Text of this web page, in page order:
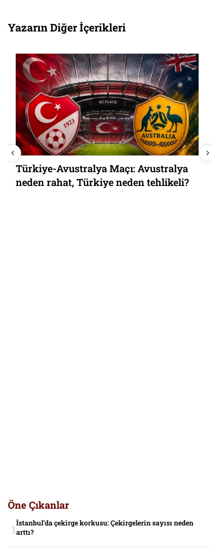
Yazarın Diğer İçerikleri
Türkiye-Avustralya Maçı: Avustralya
neden rahat, Türkiye neden tehlikeli?
Öne Çıkanlar
İstanbul’da çekirge korkusu: Çekirgelerin sayısı neden
arttı?